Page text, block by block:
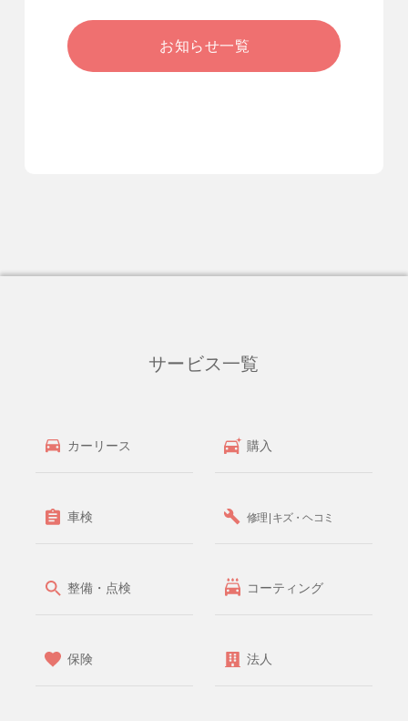
お知らせ一覧
サービス一覧
カーリース 購入
車検 修理 | キズ・ヘコミ
整備・点検 コーティング
保険 法人